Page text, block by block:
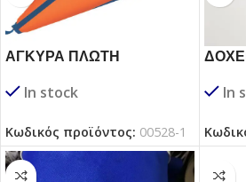
ΑΓΚΥΡΑ ΠΛΩΤΗ
In stock
Κωδικός προϊόντος: 00528-1
In